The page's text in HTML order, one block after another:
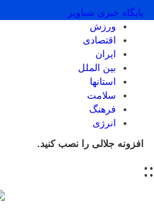
پایگاه خبری شباویز
ورزش
اقتصادی
ایران
بین الملل
استانها
سلامت
فرهنگ
انرژی
افزونه جلالی را نصب کنید.
::